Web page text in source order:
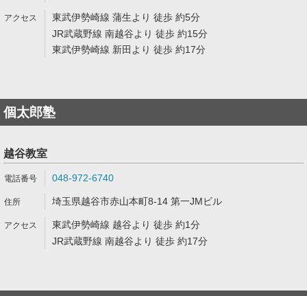
東武伊勢崎線 蒲生より 徒歩 約5分
JR武蔵野線 南越谷より 徒歩 約15分
東武伊勢崎線 新田より 徒歩 約17分
個太郎塾
越谷教室
048-972-6740
埼玉県越谷市赤山本町8-14 第一JMビル
東武伊勢崎線 越谷より 徒歩 約1分
JR武蔵野線 南越谷より 徒歩 約17分